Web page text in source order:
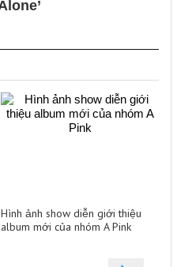
Hình ảnh show diễn giới thiệu
album mới của nhóm A Pink